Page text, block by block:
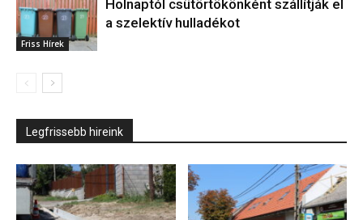
Friss Hírek
Holnaptól csütörtökönként szállítják el
a szelektív hulladékot
Legfrissebb hireink